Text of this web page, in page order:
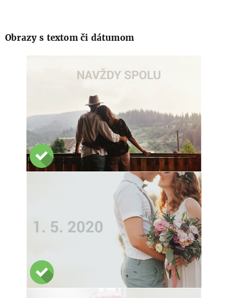
Obrazy s textom či dátumom